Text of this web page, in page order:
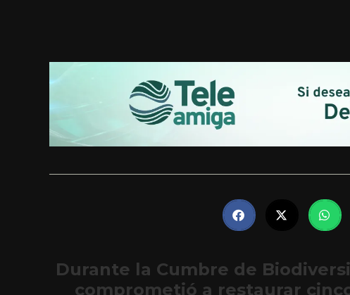
Durante la Cumbre de
comprometió a restaurar